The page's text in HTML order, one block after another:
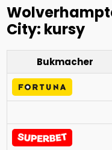
City: kursy
Bukmacher